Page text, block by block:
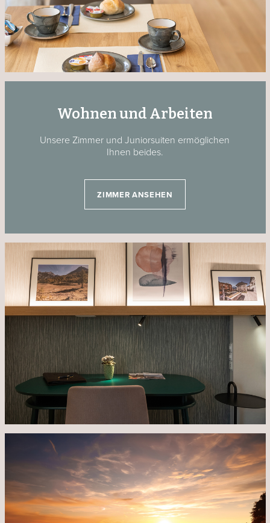
Wohnen und Arbeiten
Unsere Zimmer und Juniorsuiten ermöglichen
Ihnen beides.
ZIMMER ANSEHEN